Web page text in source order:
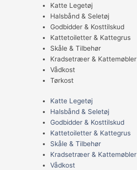
Katte Legetøj
Halsbånd & Seletøj
Godbidder & Kosttilskud
Kattetoiletter & Kattegrus
Skåle & Tilbehør
Kradsetræer & Kattemøbler
Vådkost
Tørkost
Katte Legetøj
Halsbånd & Seletøj
Godbidder & Kosttilskud
Kattetoiletter & Kattegrus
Skåle & Tilbehør
Kradsetræer & Kattemøbler
Vådkost